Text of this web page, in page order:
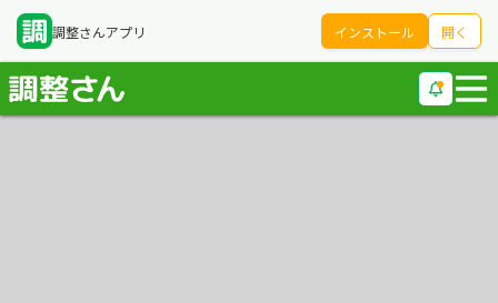
調整さんアプリ インストール 開く